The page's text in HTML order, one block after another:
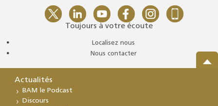
Toujours à votre écoute
Localisez nous
Nous contacter
Actualités
BAM le Podcast
Discours